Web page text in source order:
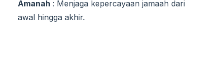
Amanah : Menjaga kepercayaan jamaah dari
awal hingga akhir.